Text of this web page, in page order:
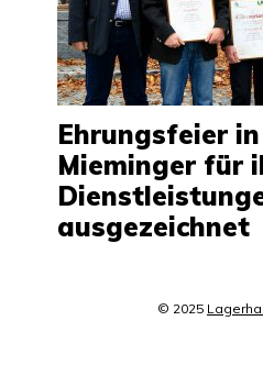
Ehrungsfeier
Mieminger für
ausgezeichnet
© 2025